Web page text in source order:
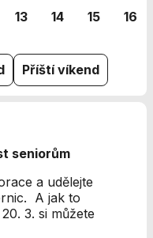
13
14
15
16
Příští víkend
seniorům
a udělejte
A jak to
3. si můžete
webu a všech
Nepožadujeme
Váš souhlas s
našem webu. Z
tohoto důvodu
technické
cookies
nemohou být